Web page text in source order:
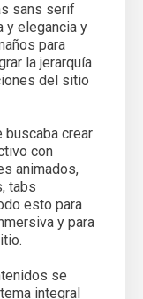
sans serif
y elegancia y
para
la jerarquía
del sitio
buscaba crear
con
animados,
tabs
esto para
y para
se
integral